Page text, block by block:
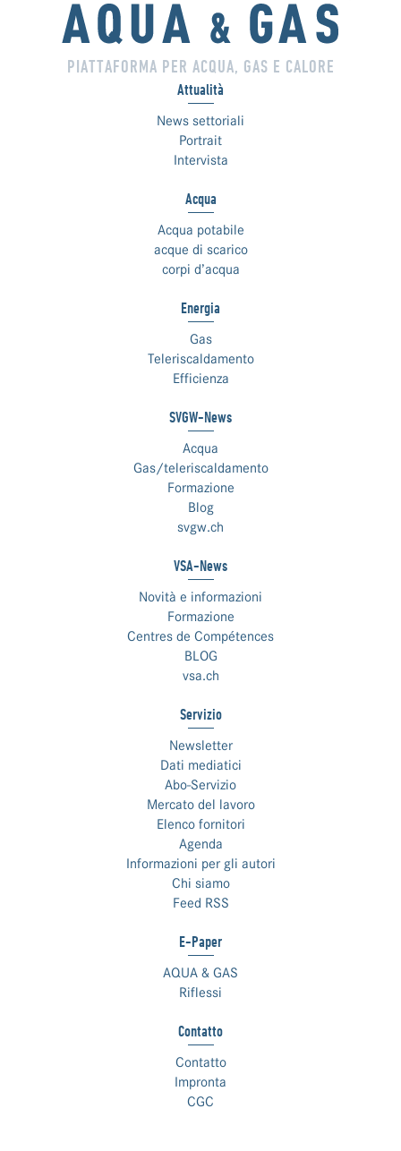
PIATTAFORMA PER ACQUA, GAS E CALORE
Attualità
News settoriali
Portrait
Intervista
Acqua
Acqua potabile
acque di scarico
corpi d’acqua
Energia
Gas
Teleriscaldamento
Efficienza
SVGW-News
Acqua
Gas/teleriscaldamento
Formazione
Blog
svgw.ch
VSA-News
Novità e informazioni
Formazione
Centres de Compétences
BLOG
vsa.ch
Servizio
Newsletter
Dati mediatici
Abo-Servizio
Mercato del lavoro
Elenco fornitori
Agenda
Informazioni per gli autori
Chi siamo
Feed RSS
E-Paper
AQUA & GAS
Riflessi
Contatto
Contatto
Impronta
CGC